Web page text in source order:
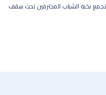
نخبة الشباب المحترفين تحت سقف